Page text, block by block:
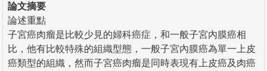
論文摘要
論述重點
子宮癌肉瘤是比較少見的婦科癌症，和一般子宮內膜癌相
比，他有比較特殊的組織型態，一般子宮內膜癌為單一上皮
癌類型的組織，然而子宮癌肉瘤是同時表現有上皮癌及肉癌